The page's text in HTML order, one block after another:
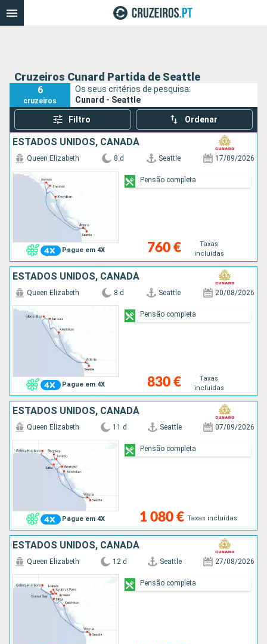
Cruzeiros Cunard Partida de Seattle
6
cruzeiros
Os seus critérios de pesquisa:
Cunard - Seattle
Filtro Ordenar
ESTADOS UNIDOS, CANADÁ
Pague em 4X
Queen Elizabeth 8 d Seattle 17/09/2026
760 €
Taxas
incluídas
Pensão completa
ESTADOS UNIDOS, CANADÁ
Pague em 4X
Queen Elizabeth 8 d Seattle 20/08/2026
830 €
Taxas
incluídas
Pensão completa
ESTADOS UNIDOS, CANADÁ
Pague em 4X
Queen Elizabeth 11 d Seattle 07/09/2026
1 080 € Taxas incluídas
Pensão completa
ESTADOS UNIDOS, CANADÁ
Queen Elizabeth 12 d Seattle 27/08/2026
Pensão completa